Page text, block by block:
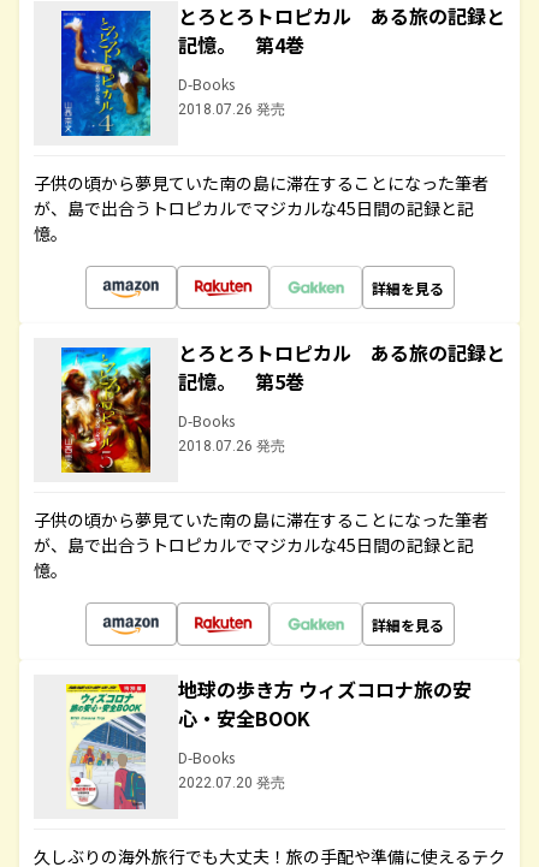
とろとろトロピカル ある旅の記録と
記憶。 第4巻
D-Books
2018.07.26 発売
子供の頃から夢見ていた南の島に滞在することになった筆者
が、島で出合うトロピカルでマジカルな45日間の記録と記
憶。
詳細を見る
とろとろトロピカル ある旅の記録と
記憶。 第5巻
D-Books
2018.07.26 発売
子供の頃から夢見ていた南の島に滞在することになった筆者
が、島で出合うトロピカルでマジカルな45日間の記録と記
憶。
詳細を見る
地球の歩き方 ウィズコロナ旅の安
心・安全BOOK
D-Books
2022.07.20 発売
久しぶりの海外旅行でも大丈夫！旅の手配や準備に使えるテク